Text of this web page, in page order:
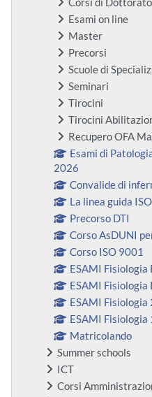
Corsi di
Esami on line
Master
Precorsi
Scuole di
Seminari
Tirocini
Tirocini
Recupero OFA
Esami di
2026
Convalide di
La linea guida
Precorso DTI
Corso AsDUNI
Corso ISO 9001
ESAMI Fisiologia
ESAMI Fisiologia
ESAMI Fisiologia
ESAMI Fisiologia
Matricolando
Summer schools
ICT
Corsi